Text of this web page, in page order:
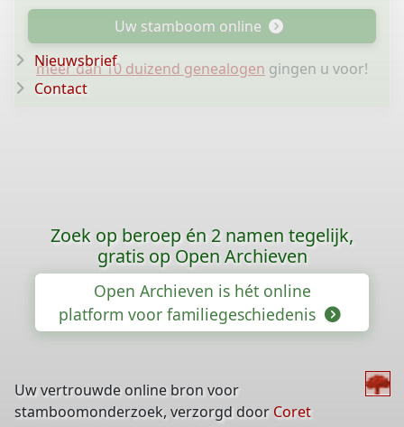
Uw stamboom online
meer dan 10 duizend genealogen gingen u voor!
Nieuwsbrief
Contact
Zoek op beroep én 2 namen tegelijk,
gratis op Open Archieven
Open Archieven is hét online
platform voor familiegeschiedenis
Uw vertrouwde online bron voor
stamboomonderzoek, verzorgd door Coret